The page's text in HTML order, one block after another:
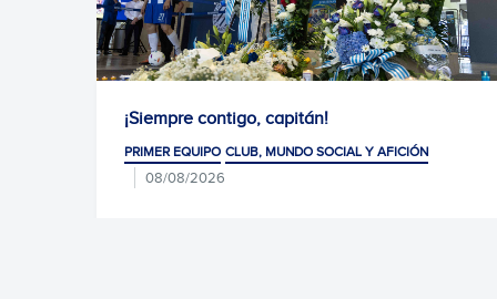
CLUB, MUNDO SOCIAL Y AFICIÓN PRIMER EQUIPO